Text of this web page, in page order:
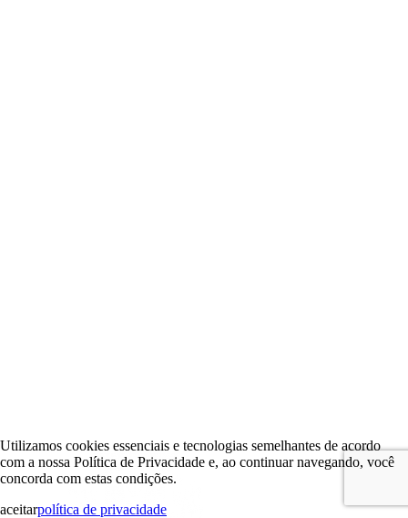
Utilizamos cookies essenciais e tecnologias semelhantes de acordo
com a nossa Política de Privacidade e, ao continuar navegando, você
concorda com estas condições.
aceitarpolítica de privacidade